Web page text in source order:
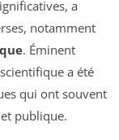
a
notamment
. Éminent
a été
qui ont souvent
publique.